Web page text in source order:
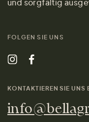
und sorgfältig
FOLGEN SIE UNS
KONTAKTIEREN SIE UNS